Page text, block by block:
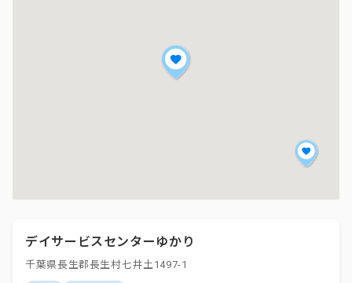
デイサービスセンターゆかり
千葉県長生郡長生村七井土1497-1